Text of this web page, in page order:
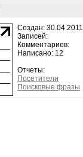
Создан: 30.04.2011
Записей:
Комментариев:
Написано: 12
Отчеты:
Посетители
Поисковые фразы